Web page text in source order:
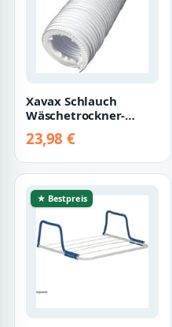
Xavax Schlauch
Wäschetrockner-
Abluftschlauch, 2 m
23,98 €
★ Bestpreis